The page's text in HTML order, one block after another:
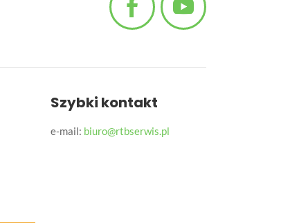
Szybki kontakt
e-mail: biuro@rtbserwis.pl